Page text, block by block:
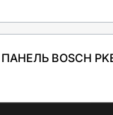
BOSCH